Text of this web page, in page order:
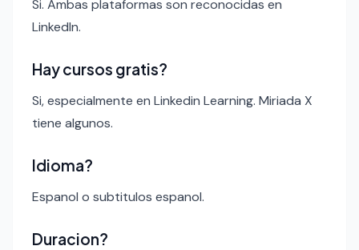
Si. Ambas plataformas son reconocidas en
LinkedIn.
Hay cursos gratis?
Si, especialmente en Linkedin Learning. Miriada X
tiene algunos.
Idioma?
Espanol o subtitulos espanol.
Duracion?